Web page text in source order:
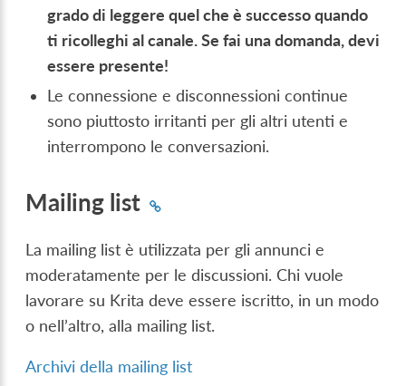
grado di leggere quel che è successo quando
ti ricolleghi al canale. Se fai una domanda, devi
essere presente!
Le connessione e disconnessioni continue
sono piuttosto irritanti per gli altri utenti e
interrompono le conversazioni.
Mailing list
La mailing list è utilizzata per gli annunci e
moderatamente per le discussioni. Chi vuole
lavorare su Krita deve essere iscritto, in un modo
o nell’altro, alla mailing list.
Archivi della mailing list